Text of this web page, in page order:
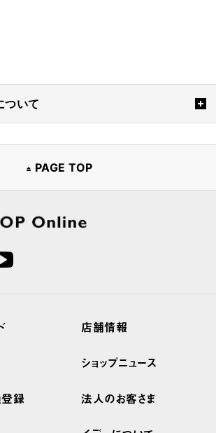
ついて
PAGE TOP
登録
店舗情報
ショップニュース
法人のお客さま